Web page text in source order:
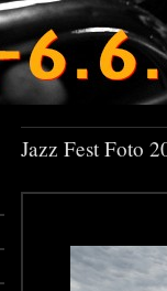
Jazz Fest Foto